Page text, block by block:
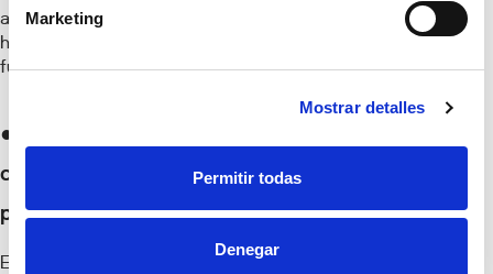
Marketing
Mostrar detalles
Permitir todas
Denegar
ayudará a ganar
homogeneidad y
funcionalidad.
● El color
como
potenciador
Está demostrado